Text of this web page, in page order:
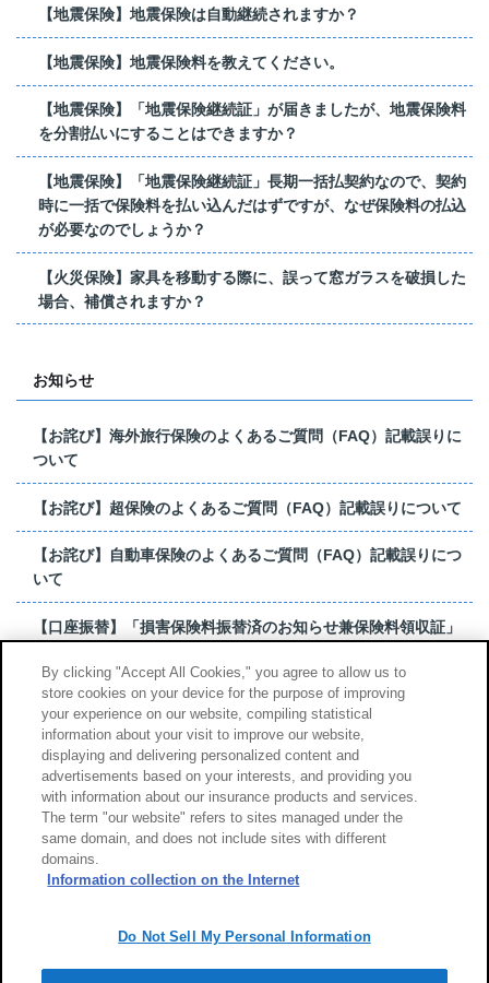
【地震保険】地震保険は自動継続されますか？
【地震保険】地震保険料を教えてください。
【地震保険】「地震保険継続証」が届きましたが、地震保険料
を分割払いにすることはできますか？
【地震保険】「地震保険継続証」長期一括払契約なので、契約
時に一括で保険料を払い込んだはずですが、なぜ保険料の払込
が必要なのでしょうか？
【火災保険】家具を移動する際に、誤って窓ガラスを破損した
場合、補償されますか？
お知らせ
【お詫び】海外旅行保険のよくあるご質問（FAQ）記載誤りに
ついて
【お詫び】超保険のよくあるご質問（FAQ）記載誤りについて
【お詫び】自動車保険のよくあるご質問（FAQ）記載誤りにつ
いて
【口座振替】「損害保険料振替済のお知らせ兼保険料領収証」
【お詫び】超保険のよくあるご質問（FAQ）記載誤りについて
もっと見る
サイトのご利用について
勧誘方針
By clicking "Accept All Cookies," you agree to allow us to
store cookies on your device for the purpose of improving
your experience on our website, compiling statistical
information about your visit to improve our website,
displaying and delivering personalized content and
advertisements based on your interests, and providing you
with information about our insurance products and services.
The term "our website" refers to sites managed under the
same domain, and does not include sites with different
domains.
Information collection on the Internet
Do Not Sell My Personal Information